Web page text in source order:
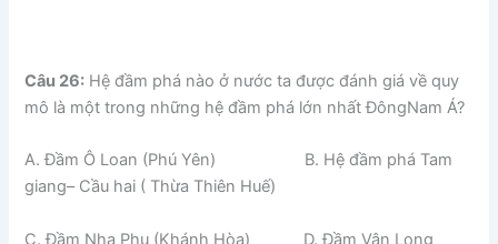
Câu 26: Hệ đầm phá nào ở nước ta được đánh giá về quy
mô là một trong những hệ đầm phá lớn nhất ĐôngNam Á?
A. Đầm Ô Loan (Phú Yên) B. Hệ đầm phá Tam
giang– Cầu hai ( Thừa Thiên Huế)
C. Đầm Nha Phu (Khánh Hòa) D. Đầm Vân Long